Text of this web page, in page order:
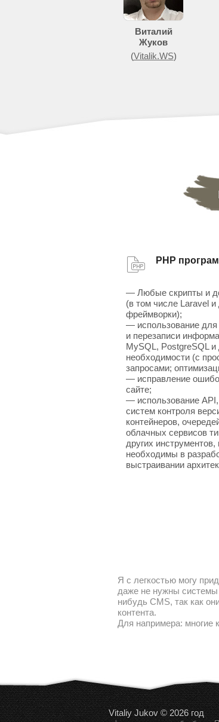
Виталий
Жуков
(Vitalik.WS)
PHP
— Любые скрипты и
(в том числе Laravel и
фреймворки);
— использование для
и перезаписи
MySQL, PostgreSQL и
необходимости (с
запросами;
— исправление
сайте;
— использование
систем контроля
контейнеров,
облачных сервисов
других инструментов,
необходимы в
выстраивании
Я с легкостью могу
даже не нужны системы
нибудь CMS, так как
контента.
Для напримера: многие
Vitaliy Jukov © 2026 год